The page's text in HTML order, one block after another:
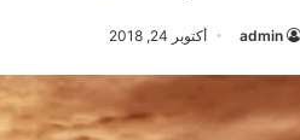
admin أكتوبر 24, 2018